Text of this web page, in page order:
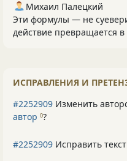
Михаил Палецкий
Эти формулы — не
действие превращается
ИСПРАВЛЕНИЯ И
#2252909 Изменить
автор 0?
#2252909 Исправить